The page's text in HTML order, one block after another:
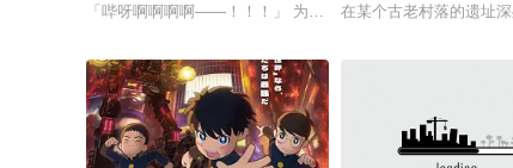
「哔呀啊啊啊啊——！！！」 为了乐团出道而突然集结的团员
在某个古老村落的遗址